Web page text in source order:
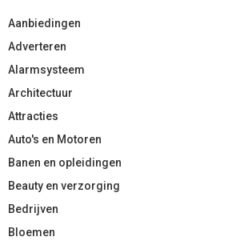
Aanbiedingen
Adverteren
Alarmsysteem
Architectuur
Attracties
Auto's en Motoren
Banen en opleidingen
Beauty en verzorging
Bedrijven
Bloemen